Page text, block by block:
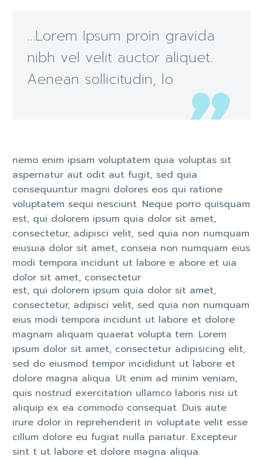
…Lorem Ipsum proin gravida
nibh vel velit auctor aliquet.
Aenean sollicitudin, lo
nemo enim ipsam voluptatem quia voluptas sit
aspernatur aut odit aut fugit, sed quia
consequuntur magni dolores eos qui ratione
voluptatem sequi nesciunt. Neque porro quisquam
est, qui dolorem ipsum quia dolor sit amet,
consectetur, adipisci velit, sed quia non numquam
eiusuia dolor sit amet, conseia non numquam eius
modi tempora incidunt ut labore e abore et uia
dolor sit amet, consectetur
est, qui dolorem ipsum quia dolor sit amet,
consectetur, adipisci velit, sed quia non numquam
eius modi tempora incidunt ut labore et dolore
magnam aliquam quaerat volupta tem. Lorem
ipsum dolor sit amet, consectetur adipisicing elit,
sed do eiusmod tempor incididunt ut labore et
dolore magna aliqua. Ut enim ad minim veniam,
quis nostrud exercitation ullamco laboris nisi ut
aliquip ex ea commodo consequat. Duis aute
irure dolor in reprehenderit in voluptate velit esse
cillum dolore eu fugiat nulla pariatur. Excepteur
sint t ut labore et dolore magna aliqua.